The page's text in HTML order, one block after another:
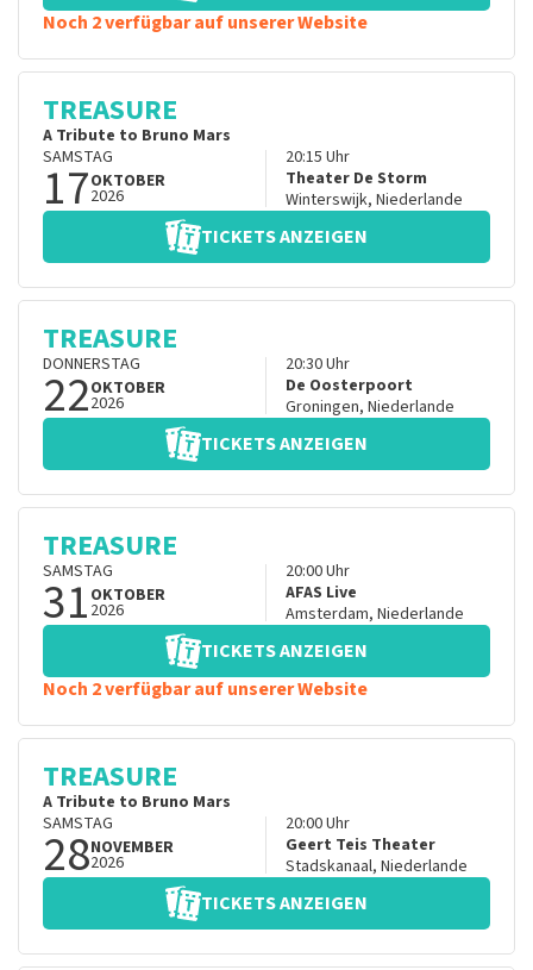
Noch 2 verfügbar auf unserer Website
TREASURE
A Tribute to Bruno Mars
SAMSTAG
17OKTOBER
2026
20:15 Uhr
Theater De Storm
Winterswijk, Niederlande
TICKETS ANZEIGEN
TREASURE
DONNERSTAG
22OKTOBER
2026
20:30Uhr
De Oosterpoort
Groningen, Niederlande
TICKETS ANZEIGEN
TREASURE
SAMSTAG
31 OKTOBER
2026
20:00Uhr
AFAS Live
Amsterdam, Niederlande
TICKETS ANZEIGEN
Noch 2 verfügbar auf unserer Website
TREASURE
A Tribute to Bruno Mars
SAMSTAG
28NOVEMBER
2026
20:00Uhr
Geert Teis Theater
Stadskanaal, Niederlande
TICKETS ANZEIGEN